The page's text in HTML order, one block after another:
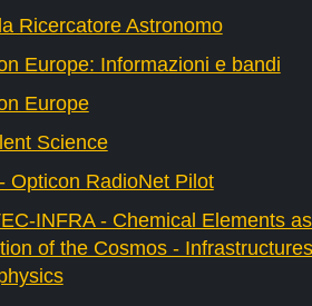
Ricercatore Astronomo
Europe: Informazioni e bandi
Europe
Science
Opticon RadioNet Pilot
INFRA - Chemical Elements
of the Cosmos -